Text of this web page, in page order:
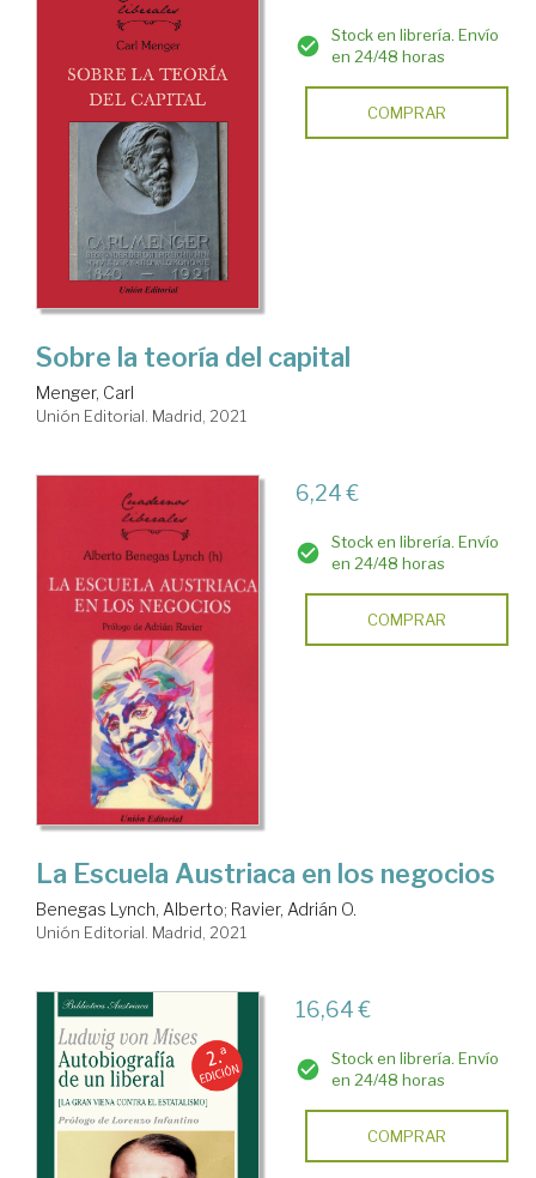
Stock en librería. Envío
en 24/48 horas
COMPRAR
Sobre la teoría del capital
Menger, Carl
Unión Editorial. Madrid, 2021
6,24 €
Stock en librería. Envío
en 24/48 horas
COMPRAR
La Escuela Austriaca en los negocios
Benegas Lynch, Alberto; Ravier, Adrián O.
Unión Editorial. Madrid, 2021
16,64 €
Stock en librería. Envío
en 24/48 horas
COMPRAR